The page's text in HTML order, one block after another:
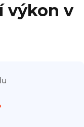
výkon v